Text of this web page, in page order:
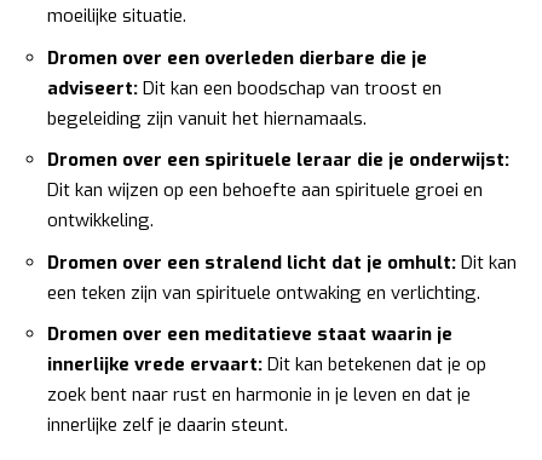
moeilijke situatie.
Dromen over een overleden dierbare die je
adviseert: Dit kan een boodschap van troost en
begeleiding zijn vanuit het hiernamaals.
Dromen over een spirituele leraar die je onderwijst:
Dit kan wijzen op een behoefte aan spirituele groei en
ontwikkeling.
Dromen over een stralend licht dat je omhult: Dit kan
een teken zijn van spirituele ontwaking en verlichting.
Dromen over een meditatieve staat waarin je
innerlijke vrede ervaart: Dit kan betekenen dat je op
zoek bent naar rust en harmonie in je leven en dat je
innerlijke zelf je daarin steunt.